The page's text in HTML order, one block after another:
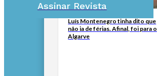
Assinar Revista
Luís Montenegro tinha dito que
não ia de férias. Afinal, foi para o
Algarve